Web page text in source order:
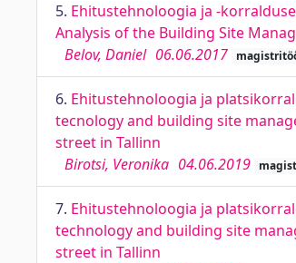
5. Ehitustehnoloogia ja -
Analysis of the Building Site
Belov, Daniel 06.06.2017
6. Ehitustehnoloogia ja
tecnology and building site
street in Tallinn
Birotsi, Veronika 04.06.2019
7. Ehitustehnoloogia ja
technology and building site
street in Tallinn